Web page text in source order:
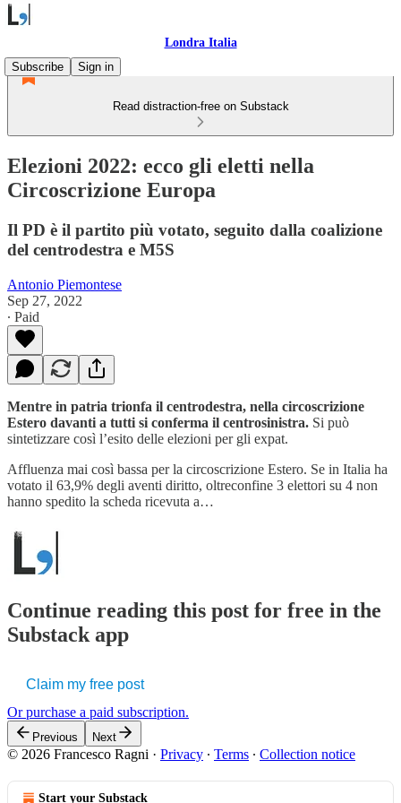
Londra Italia
Subscribe
Sign in
Read distraction-free on Substack
Elezioni 2022: ecco gli eletti nella
Circoscrizione Europa
Il PD è il partito più votato, seguito dalla coalizione
del centrodestra e M5S
Antonio Piemontese
Sep 27, 2022
∙ Paid
Mentre in patria trionfa il centrodestra, nella circoscrizione
Estero davanti a tutti si conferma il centrosinistra. Si può
sintetizzare così l’esito delle elezioni per gli expat.
Affluenza mai così bassa per la circoscrizione Estero. Se in Italia ha
votato il 63,9% degli aventi diritto, oltreconfine 3 elettori su 4 non
hanno spedito la scheda ricevuta a…
Continue reading this post for free in the
Substack app
Claim my free post
Or purchase a paid subscription.
Previous Next
© 2026 Francesco Ragni · Privacy ∙ Terms ∙ Collection notice
Start your Substack